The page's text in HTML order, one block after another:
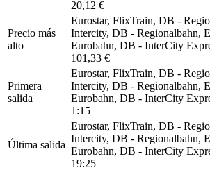
20,12 €
Precio más
alto
Eurostar, FlixTrain, DB -
Intercity, DB - Regionalbahn,
Eurobahn, DB - InterCity
101,33 €
Primera
salida
Eurostar, FlixTrain, DB -
Intercity, DB - Regionalbahn,
Eurobahn, DB - InterCity
1:15
Última salida
Eurostar, FlixTrain, DB -
Intercity, DB - Regionalbahn,
Eurobahn, DB - InterCity
19:25